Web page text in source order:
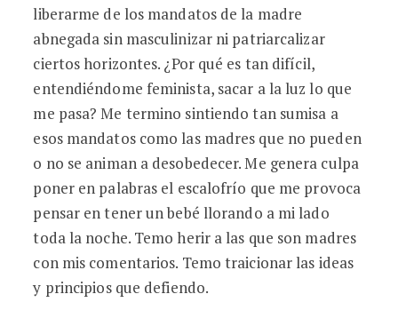
liberarme de los mandatos de la madre
abnegada sin masculinizar ni patriarcalizar
ciertos horizontes. ¿Por qué es tan difícil,
entendiéndome feminista, sacar a la luz lo que
me pasa? Me termino sintiendo tan sumisa a
esos mandatos como las madres que no pueden
o no se animan a desobedecer. Me genera culpa
poner en palabras el escalofrío que me provoca
pensar en tener un bebé llorando a mi lado
toda la noche. Temo herir a las que son madres
con mis comentarios. Temo traicionar las ideas
y principios que defiendo.